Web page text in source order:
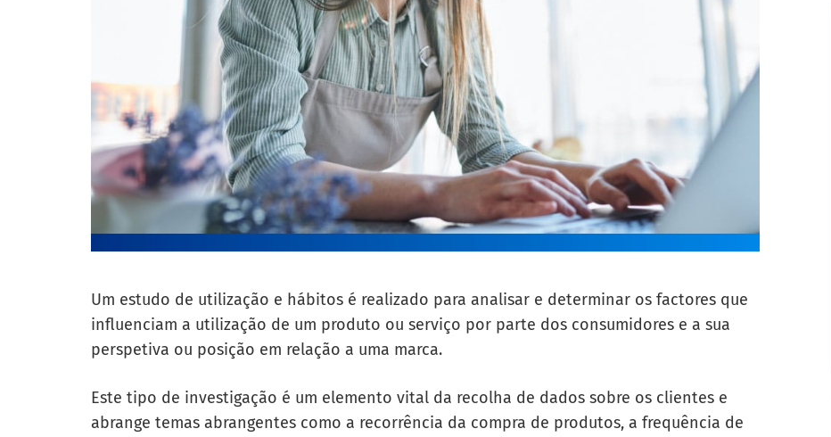
Um estudo de utilização e hábitos é realizado para analisar e determinar os factores que
influenciam a utilização de um produto ou serviço por parte dos consumidores e a sua
perspetiva ou posição em relação a uma marca.
Este tipo de investigação é um elemento vital da recolha de dados sobre os clientes e
abrange temas abrangentes como a recorrência da compra de produtos, a frequência de